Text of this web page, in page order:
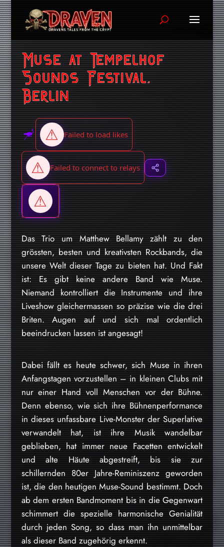
Muse at Tempelhof
Sounds Festival,
Berlin
Das Trio um Matthew Bellamy zählt zu den
grössten, besten und kreativsten Rockbands, die
unsere Welt dieser Tage zu bieten hat. Und Fakt
ist: Es gibt keine andere Band wie Muse.
Niemand kontrolliert die Instrumente und ihre
Liveshow gleichermassen so präzise wie die drei
Briten. Augen auf und sich mal ordentlich
beeindrucken lassen ist angesagt!
Dabei fällt es heute schwer, sich Muse in ihren
Anfangstagen vorzustellen – in kleinen Clubs mit
nur einer Hand voll Menschen vor der Bühne.
Denn ebenso, wie sich ihre Bühnenperformance
in dieses unfassbare Live-Monster der Superlative
verwandelt hat, ist ihre Musik wandelbar
geblieben, hat immer neue Facetten entwickelt
und alte Häute abgestreift, bis sie zur
schillernden 80er Jahre-Reminiszenz geworden
ist, die den heutigen Muse-Sound bestimmt. Doch
ab dem ersten Bandmoment bis in die Gegenwart
schimmert die spezielle harmonische Genialität
durch jeden Song, so dass man ihn unmittelbar
als dieser Band zugehörig erkennt.